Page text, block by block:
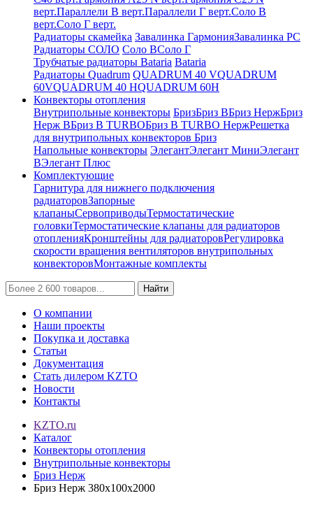
верт.Параллели В верт.Параллели Г верт.Соло В
верт.Соло Г верт.
Радиаторы скамейка Завалинка ГармонияЗавалинка РС
Радиаторы СОЛО Соло ВСоло Г
Трубчатые радиаторы Bataria Bataria
Радиаторы Quadrum QUADRUM 40 VQUADRUM
60VQUADRUM 40 HQUADRUM 60H
Конвекторы отопления
Внутрипольные конвекторы БризБриз ВБриз НержБриз
Нерж ВБриз В TURBOБриз В TURBO НержРешетка
для внутрипольных конвекторов Бриз
Напольные конвекторы ЭлегантЭлегант МиниЭлегант
ВЭлегант Плюс
Комплектующие
Гарнитура для нижнего подключения
радиаторовЗапорные
клапаныСервоприводыТермостатические
головкиТермостатические клапаны для радиаторов
отопленияКронштейны для радиаторовРегулировка
скорости вращения вентиляторов внутрипольных
конвекторовМонтажные комплекты
Найти
О компании
Наши проекты
Покупка и доставка
Статьи
Документация
Стать дилером KZTO
Новости
Контакты
KZTO.ru
Каталог
Конвекторы отопления
Внутрипольные конвекторы
Бриз Нерж
Бриз Нерж 380х100х2000